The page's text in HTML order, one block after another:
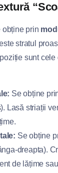
obține prin
stratul
sunt cele
Se obține
Lasă striații
Se obține
dreapta).
de lățime